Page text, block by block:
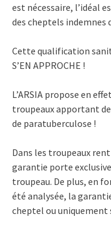
est nécessaire, l’idéal
des cheptels indemnes
Cette qualification
S’EN APPROCHE !
L’ARSIA propose en
troupeaux apportant
de paratuberculose !
Dans les troupeaux
garantie porte
troupeau. De plus, en
été analysée, la
cheptel ou